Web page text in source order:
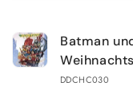
Batman
DDCHC030